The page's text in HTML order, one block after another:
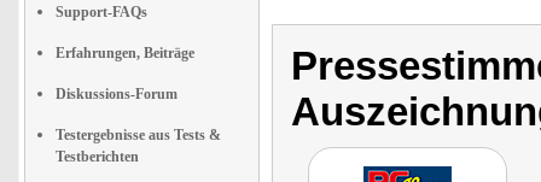
Support-FAQs
Erfahrungen, Beiträge
Diskussions-Forum
Testergebnisse aus Tests &
Testberichten